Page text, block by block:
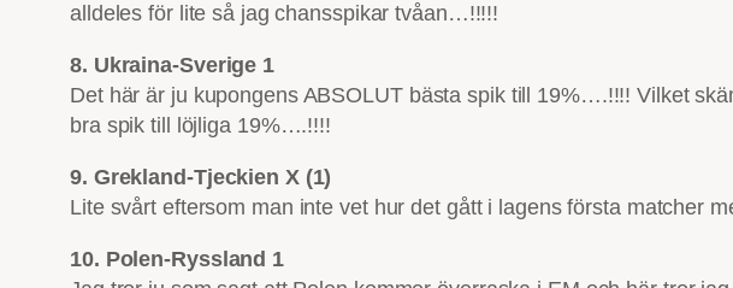
alldeles för lite så jag chansspikar tvåan…!!!!!
8. Ukraina-Sverige 1
Det här är ju kupongens ABSOLUT bästa spik till 19%….!!!! Vilket
bra spik till löjliga 19%….!!!!
9. Grekland-Tjeckien X (1)
Lite svårt eftersom man inte vet hur det gått i lagens första matcher
10. Polen-Ryssland 1